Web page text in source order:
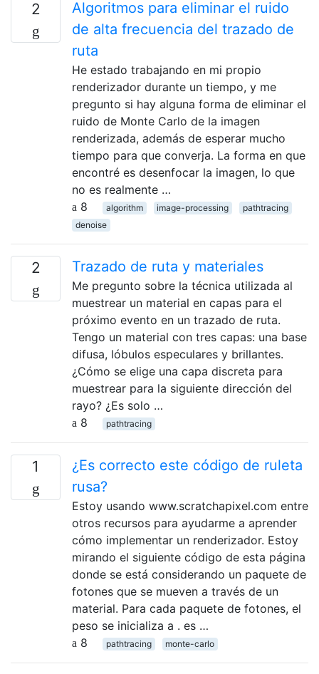
2
Algoritmos para eliminar el ruido
de alta frecuencia del trazado de
ruta
He estado trabajando en mi propio
renderizador durante un tiempo, y me
pregunto si hay alguna forma de eliminar el
ruido de Monte Carlo de la imagen
renderizada, además de esperar mucho
tiempo para que converja. La forma en que
encontré es desenfocar la imagen, lo que
no es realmente …
8
algorithm image-processing
pathtracing
denoise
2 Trazado de ruta y materiales
Me pregunto sobre la técnica utilizada al
muestrear un material en capas para el
próximo evento en un trazado de ruta.
Tengo un material con tres capas: una base
difusa, lóbulos especulares y brillantes.
¿Cómo se elige una capa discreta para
muestrear para la siguiente dirección del
rayo? ¿Es solo …
8
pathtracing
1
¿Es correcto este código de ruleta
rusa?
Estoy usando www.scratchapixel.com entre
otros recursos para ayudarme a aprender
cómo implementar un renderizador. Estoy
mirando el siguiente código de esta página
donde se está considerando un paquete de
fotones que se mueven a través de un
material. Para cada paquete de fotones, el
peso se inicializa a . es …
8
pathtracing monte-carlo